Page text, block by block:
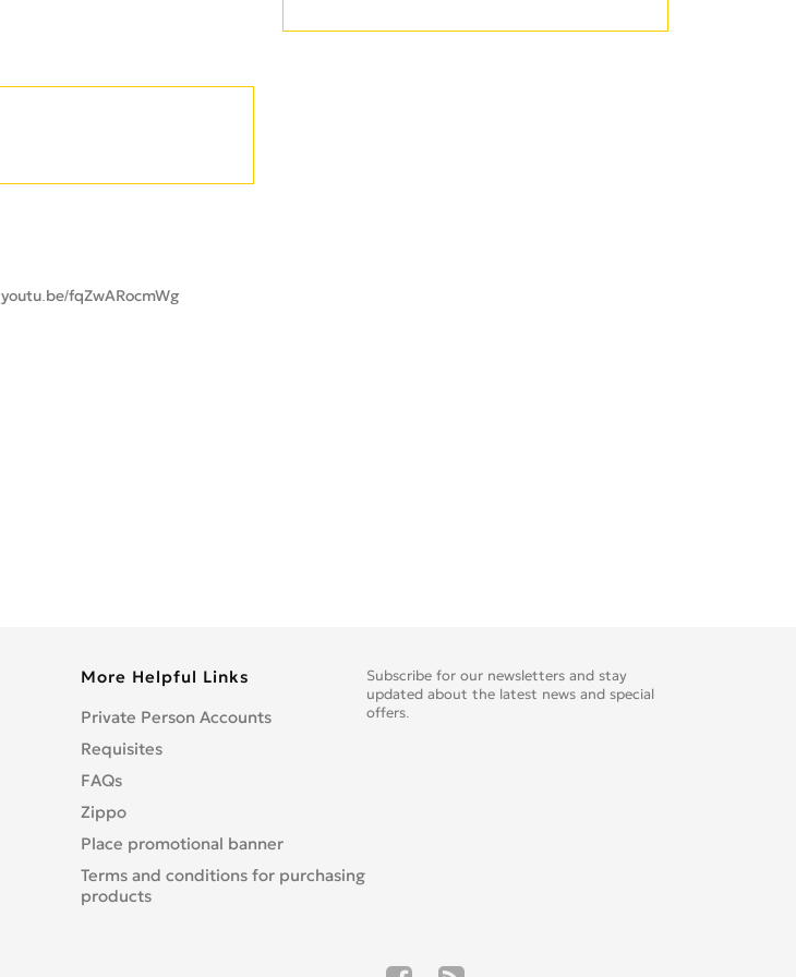
youtu.be/fqZwARocmWg
Subscribe for our newsletters and stay
updated about the latest news and special
offers.
More Helpful Links
Private Person Accounts
Requisites
FAQs
Zippo
Place promotional banner
Terms and conditions for purchasing
products